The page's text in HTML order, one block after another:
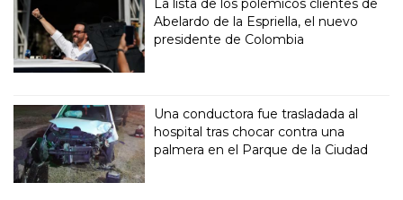
La lista de los polémicos clientes de
Abelardo de la Espriella, el nuevo
presidente de Colombia
Una conductora fue trasladada al
hospital tras chocar contra una
palmera en el Parque de la Ciudad